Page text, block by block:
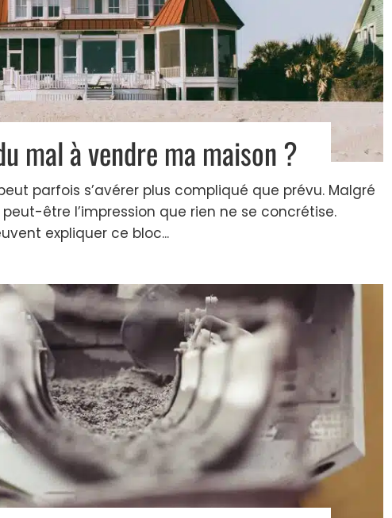
mal à vendre ma maison ?
parfois s’avérer plus compliqué que prévu. Malgré
être l’impression que rien ne se concrétise.
expliquer ce bloc...